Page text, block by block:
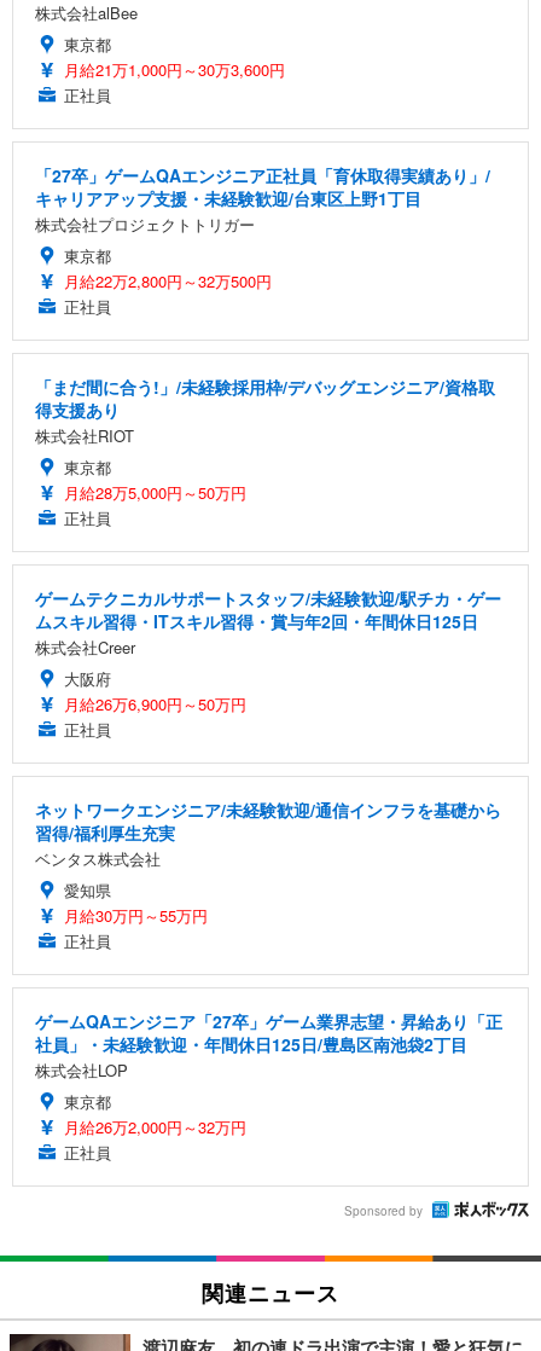
株式会社alBee
東京都
月給21万1,000円～30万3,600円
正社員
「27卒」ゲームQAエンジニア正社員「育休取得実績あり」/
キャリアアップ支援・未経験歓迎/台東区上野1丁目
株式会社プロジェクトトリガー
東京都
月給22万2,800円～32万500円
正社員
「まだ間に合う!」/未経験採用枠/デバッグエンジニア/資格取
得支援あり
株式会社RIOT
東京都
月給28万5,000円～50万円
正社員
ゲームテクニカルサポートスタッフ/未経験歓迎/駅チカ・ゲー
ムスキル習得・ITスキル習得・賞与年2回・年間休日125日
株式会社Creer
大阪府
月給26万6,900円～50万円
正社員
ネットワークエンジニア/未経験歓迎/通信インフラを基礎から
習得/福利厚生充実
ベンタス株式会社
愛知県
月給30万円～55万円
正社員
ゲームQAエンジニア「27卒」ゲーム業界志望・昇給あり「正
社員」・未経験歓迎・年間休日125日/豊島区南池袋2丁目
株式会社LOP
東京都
月給26万2,000円～32万円
正社員
Sponsored by
関連ニュース